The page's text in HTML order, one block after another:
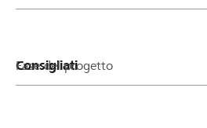
Fase del progetto